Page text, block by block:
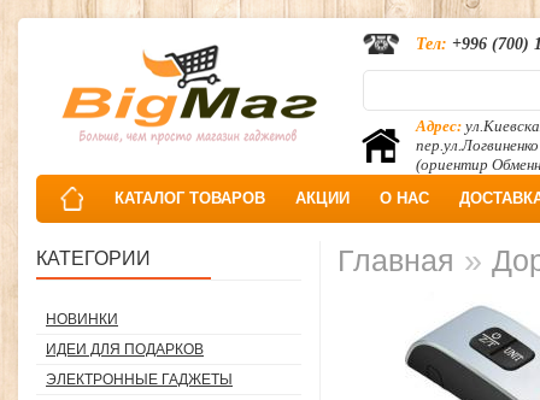
Адрес:
пер.ул.Логвиненко
(ориентир
Тел: +996 (700)
КАТАЛОГ ТОВАРОВ АКЦИИ О НАС
КАТЕГОРИИ
НОВИНКИ
ИДЕИ ДЛЯ ПОДАРКОВ
ЭЛЕКТРОННЫЕ ГАДЖЕТЫ
Главная »